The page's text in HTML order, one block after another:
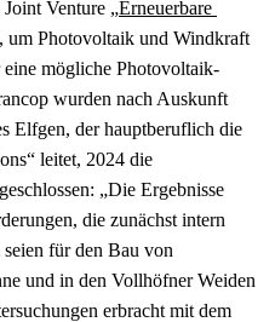
Venture „Erneuerbare
um Photovoltaik und Windkraft
mögliche Photovoltaik-
wurden nach Auskunft
Elfgen, der hauptberuflich die
leitet, 2024 die
„Die Ergebnisse
die zunächst intern
für den Bau von
und in den Vollhöfner Weiden
erbracht mit dem